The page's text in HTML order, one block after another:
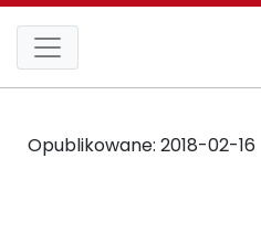
Opublikowane: 2018-02-16